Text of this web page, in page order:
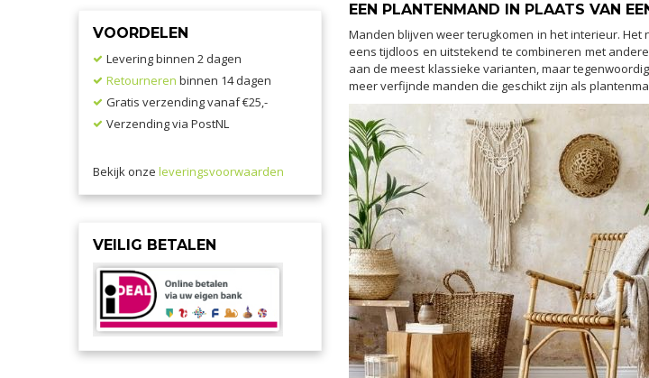
EEN PLANTENMAND IN PLAATS VAN
Manden blijven weer terugkomen in het interieur.
eens tijdloos en uitstekend te combineren met
aan de meest klassieke varianten, maar
meer verfijnde manden die geschikt zijn als
VOORDELEN
Levering binnen 2 dagen
Retourneren binnen 14 dagen
Gratis verzending vanaf €25,-
Verzending via PostNL
Bekijk onze leveringsvoorwaarden
VEILIG BETALEN